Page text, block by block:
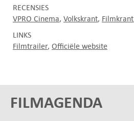
RECENSIES
VPRO Cinema Volkskrant Filmkrant
LINKS
Filmtrailer Officiële website
FILMAGENDA